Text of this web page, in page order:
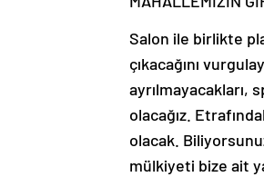
Salon ile birlikte
çıkacağını
ayrılmayacakları,
olacağız.
olacak.
mülkiyeti bize ait